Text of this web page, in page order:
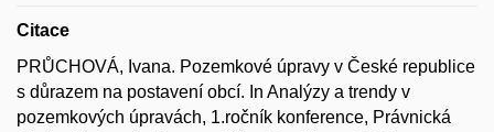
Citace
PRŮCHOVÁ, Ivana. Pozemkové úpravy v České republice
s důrazem na postavení obcí. In Analýzy a trendy v
pozemkových úpravách, 1.ročník konference, Právnická